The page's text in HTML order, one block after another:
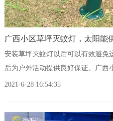
广西小区草坪灭蚊灯，太阳能
安装草坪灭蚊灯以后可以有效避免
后为户外活动提供良好保证。广西
比较合适，不用挖沟布线，安装使
2021-6-28 16:54:35